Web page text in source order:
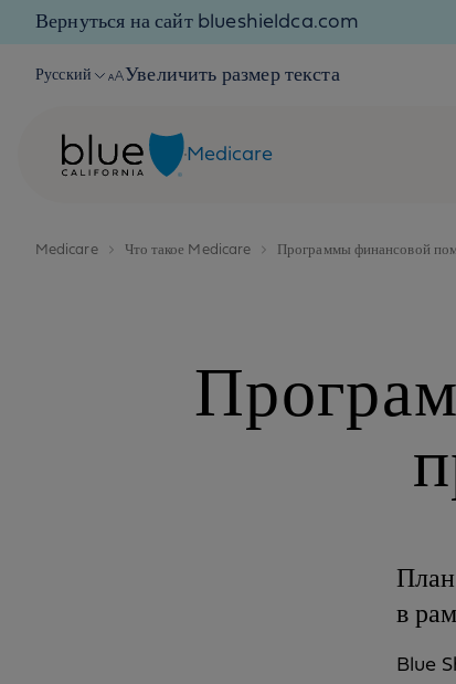
Skip to content
Вернуться на сайт blueshieldca.com
Русский Увеличить размер текста
Medicare
Medicare Что такое Medicare Программы финансовой
План
в
Blue